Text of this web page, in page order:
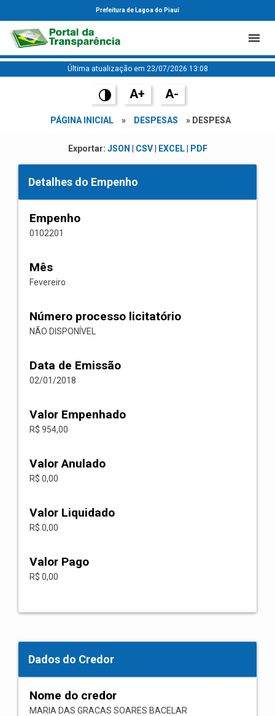
Prefeitura de Lagoa do Piauí
Última atualização em 23/07/2026 13:08
A+ A-
PÁGINA INICIAL » DESPESAS » DESPESA
Exportar: JSON CSV| EXCEL| PDF
Detalhes do Empenho
Empenho
0102201
Mês
Fevereiro
Número processo licitatório
NÃO DISPONÍVEL
Data de Emissão
02/01/2018
Valor Empenhado
R$ 954,00
Valor Anulado
R$ 0,00
Valor Liquidado
R$ 0,00
Valor Pago
R$ 0,00
Dados do Credor
Nome do credor
MARIA DAS GRACAS SOARES BACELAR